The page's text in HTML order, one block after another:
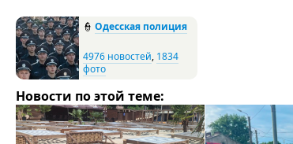
👮 Одесская полиция
4976 новостей, 1834
фото
Новости по этой теме: